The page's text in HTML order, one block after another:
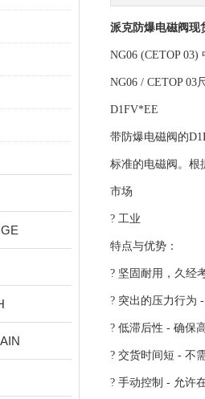
派克防爆电磁阀现
NG06 (CETOP
NG06 / CETOP
D1FV*EE
带防爆电磁阀的
标准的电磁阀。根
市场
? 工业
特点与优势：
? 坚固耐用，久经
? 突出的压力行为
? 低滞后性 - 确保
? 交货时间短 - 不
? 手动控制 - 允许